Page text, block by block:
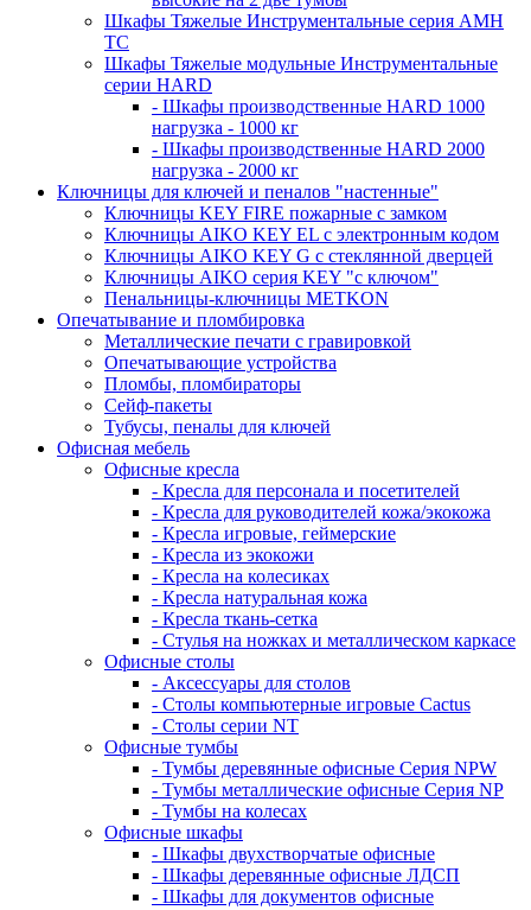
Шкафы Тяжелые Инструментальные серия AMH
TC
Шкафы Тяжелые модульные Инструментальные
серии HARD
- Шкафы производственные HARD 1000
нагрузка - 1000 кг
- Шкафы производственные HARD 2000
нагрузка - 2000 кг
Ключницы для ключей и пеналов "настенные"
Ключницы KEY FIRE пожарные с замком
Ключницы AIKO KEY EL с электронным кодом
Ключницы AIKO KEY G с стеклянной дверцей
Ключницы AIKO серия KEY "с ключом"
Пенальницы-ключницы METKON
Опечатывание и пломбировка
Металлические печати с гравировкой
Опечатывающие устройства
Пломбы, пломбираторы
Сейф-пакеты
Тубусы, пеналы для ключей
Офисная мебель
Офисные кресла
- Кресла для персонала и посетителей
- Кресла для руководителей кожа/экокожа
- Кресла игровые, геймерские
- Кресла из экокожи
- Кресла на колесиках
- Кресла натуральная кожа
- Кресла ткань-сетка
- Стулья на ножках и металлическом каркасе
Офисные столы
- Аксессуары для столов
- Столы компьютерные игровые Cactus
- Столы серии NT
Офисные тумбы
- Тумбы деревянные офисные Серия NPW
- Тумбы металлические офисные Серия NP
- Тумбы на колесах
Офисные шкафы
- Шкафы двухстворчатые офисные
- Шкафы деревянные офисные ЛДСП
- Шкафы для документов офисные